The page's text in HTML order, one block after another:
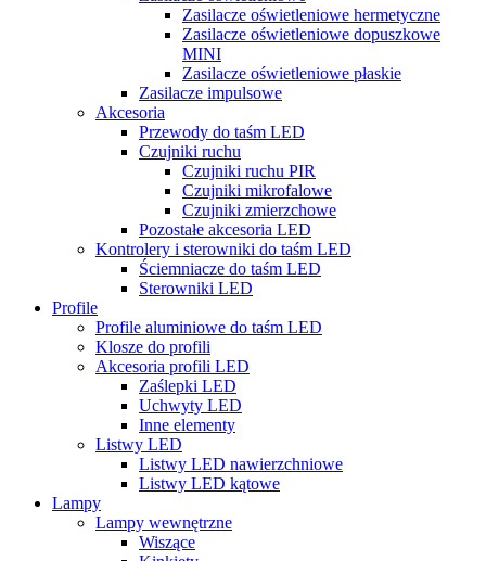
Zasilacze oświetleniowe hermetyczne
Zasilacze oświetleniowe dopuszkowe
MINI
Zasilacze oświetleniowe płaskie
Zasilacze impulsowe
Akcesoria
Przewody do taśm LED
Czujniki ruchu
Czujniki ruchu PIR
Czujniki mikrofalowe
Czujniki zmierzchowe
Pozostałe akcesoria LED
Kontrolery i sterowniki do taśm LED
Ściemniacze do taśm LED
Sterowniki LED
Profile
Profile aluminiowe do taśm LED
Klosze do profili
Akcesoria profili LED
Zaślepki LED
Uchwyty LED
Inne elementy
Listwy LED
Listwy LED nawierzchniowe
Listwy LED kątowe
Lampy
Lampy wewnętrzne
Wiszące